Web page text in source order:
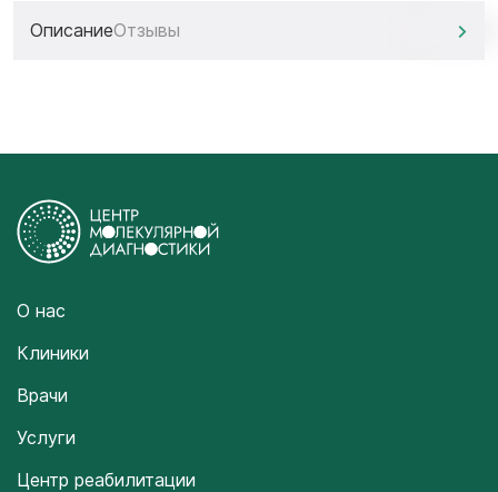
ОписаниеОтзывы
О нас
Клиники
Врачи
Услуги
Центр реабилитации